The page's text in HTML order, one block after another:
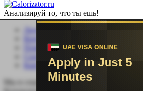
Анализируй то, что ты ешь!
Личный кабинет
Помощь сайту
Соцсети
Карта сайта
Мы в социальных сетях: